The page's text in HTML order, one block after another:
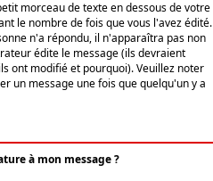
morceau de texte en dessous de votre
le nombre de fois que vous l'avez édité.
n'a répondu, il n'apparaîtra pas non
édite le message (ils devraient
ont modifié et pourquoi). Veuillez noter
un message une fois que quelqu'un y a
à mon message ?